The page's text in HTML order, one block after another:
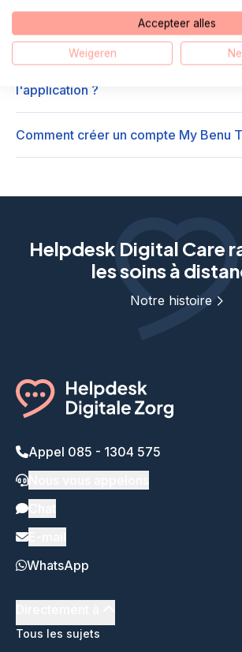
Comment puis-je me connecter à My
l'application ?
Comment créer un compte My Benu
Helpdesk Digital Care
les soins à
Notre histoire
Appel 085 - 1304 575
WhatsApp
Tous les sujets
Accepteer alles
Weigeren